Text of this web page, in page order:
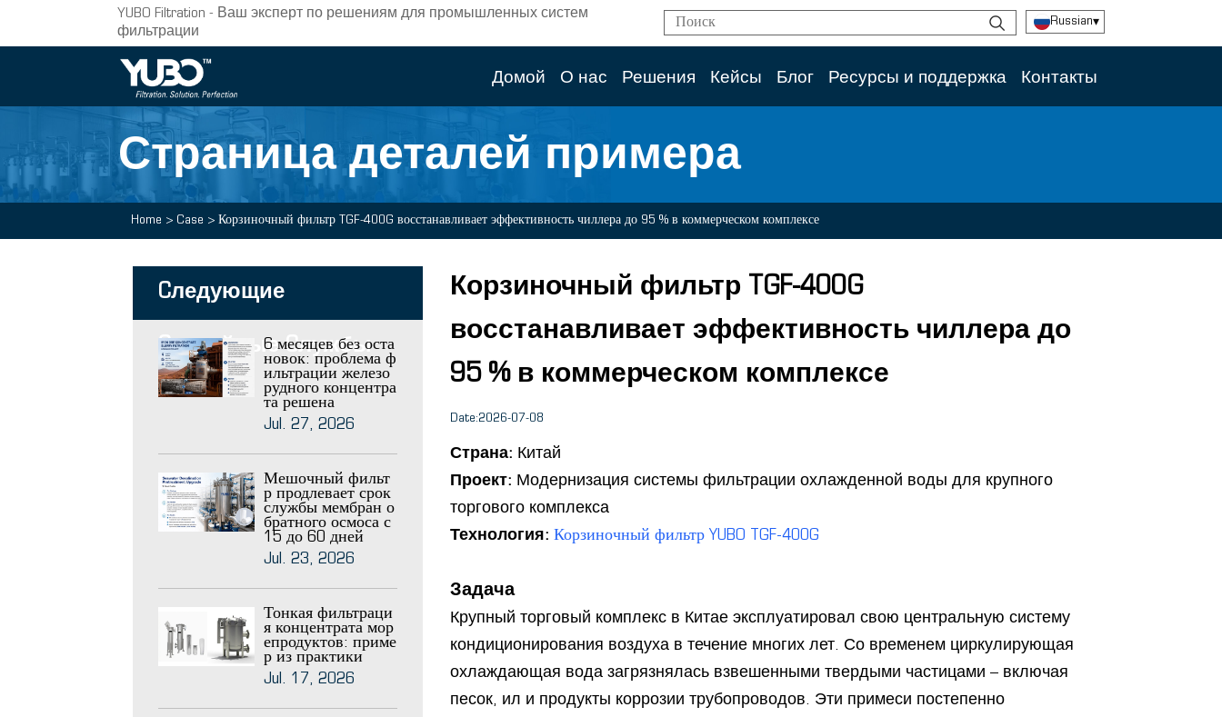
YUBO Filtration - Ваш эксперт по решениям для промышленных систем
фильтрации
Russian▾
Домой О нас Решения Кейсы Блог Ресурсы и поддержка Контакты
Страница деталей примера
Home > Case > Корзиночный фильтр TGF-400G восстанавливает эффективность чиллера до 95 % в коммерческом комплексе
Корзиночный фильтр TGF-400G
восстанавливает эффективность чиллера до
95 % в коммерческом комплексе
Date:2026-07-08
Страна: Китай
Проект: Модернизация системы фильтрации охлажденной воды для крупного
торгового комплекса
Технология: Корзиночный фильтр YUBO TGF-400G
Задача
Крупный торговый комплекс в Китае эксплуатировал свою центральную систему
кондиционирования воздуха в течение многих лет. Со временем циркулирующая
охлаждающая вода загрязнялась взвешенными твердыми частицами – включая
песок, ил и продукты коррозии трубопроводов. Эти примеси постепенно
Cледующие
Cлучайные Cлужбы
6 месяцев без оста
новок: проблема ф
ильтрации железо
рудного концентра
та решена
Jul. 27, 2026
Мешочный фильт
р продлевает срок
службы мембран о
братного осмоса с
15 до 60 дней
Jul. 23, 2026
Тонкая фильтраци
я концентрата мор
епродуктов: приме
р из практики
Jul. 17, 2026